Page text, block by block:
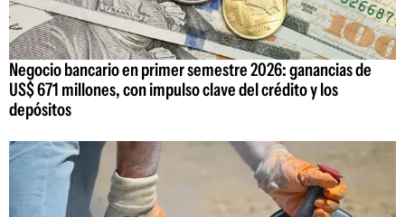
Negocio bancario en primer semestre 2026: ganancias de
US$ 671 millones, con impulso clave del crédito y los
depósitos